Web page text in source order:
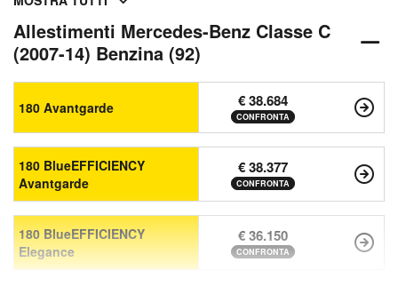
Allestimenti Mercedes-Benz Classe C
(2007-14) Benzina (92)
180 Avantgarde € 38.684
CONFRONTA
180 BlueEFFICIENCY
Avantgarde
€ 38.377
CONFRONTA
180 BlueEFFICIENCY
Elegance
€ 36.150
CONFRONTA